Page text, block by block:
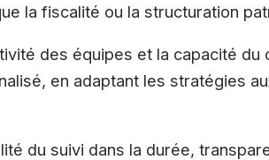
la fiscalité ou la structuration
des équipes et la capacité du
en adaptant les stratégies
du suivi dans la durée,